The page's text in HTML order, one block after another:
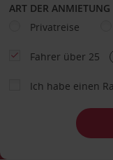
ART DER ANMIETUNG
Privatreise
Fahrer über 25
Ich habe einen